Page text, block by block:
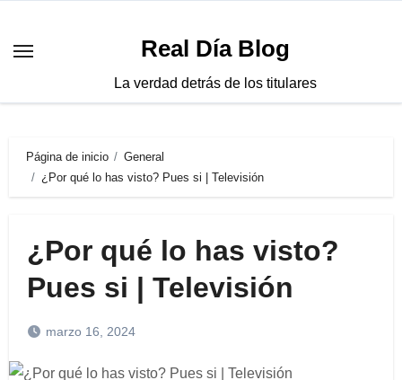
contenido
Real Día Blog
La verdad detrás de los titulares
Página de inicio
General
¿Por qué lo has visto? Pues si | Televisión
¿Por qué lo has visto?
Pues si | Televisión
marzo 16, 2024